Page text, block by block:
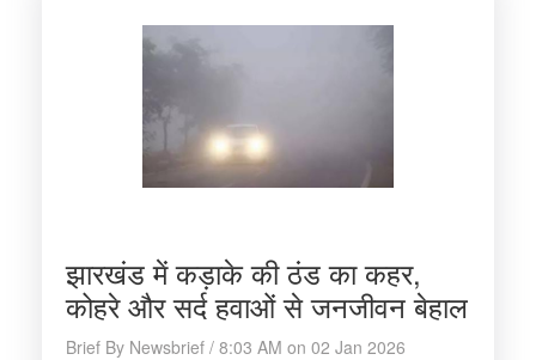
झारखंड में कड़ाके की ठंड का कहर,
कोहरे और सर्द हवाओं से जनजीवन बेहाल
Brief By Newsbrief / 8:03 AM on 02 Jan 2026